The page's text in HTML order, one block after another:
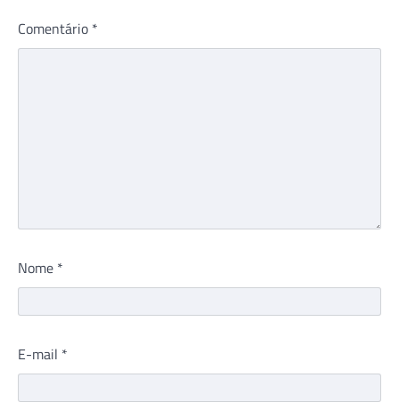
Comentário *
Nome *
E-mail *